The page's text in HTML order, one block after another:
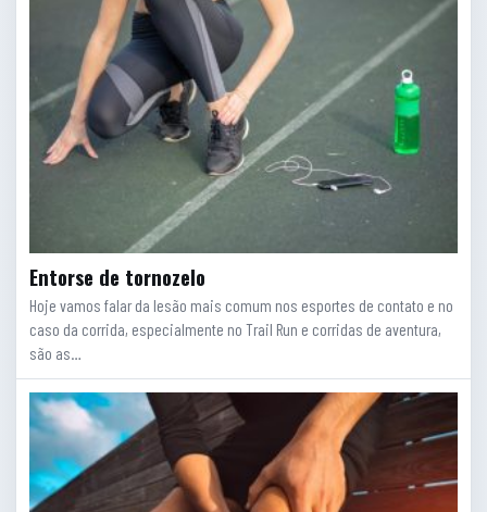
Entorse de tornozelo
Hoje vamos falar da lesão mais comum nos esportes de contato e no
caso da corrida, especialmente no Trail Run e corridas de aventura,
são as…